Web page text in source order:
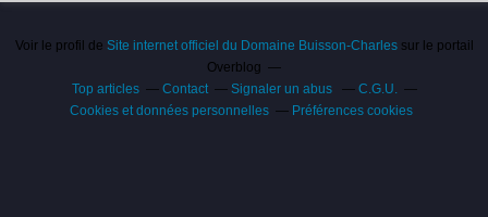
Voir le profil de Site internet officiel du Domaine Buisson-Charlessur le portail
Overblog
Top articles
Contact Signaler un abus
C.G.U.
Cookies et données personnelles
Préférences cookies